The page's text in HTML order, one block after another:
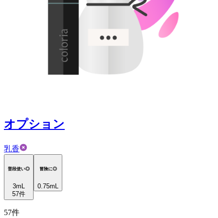
オプション
乳香
普段使い◎
3mL
57件
冒険に◎
0.75mL
57件